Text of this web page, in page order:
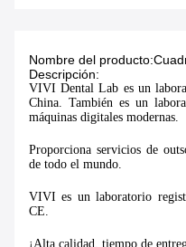
Nombre del producto:
Descripción:
VIVI Dental Lab es un
China. También es un
máquinas digitales modernas.
Proporciona servicios de
de todo el mundo.
VIVI es un laboratorio
CE.
¡Alta calidad, tiempo de